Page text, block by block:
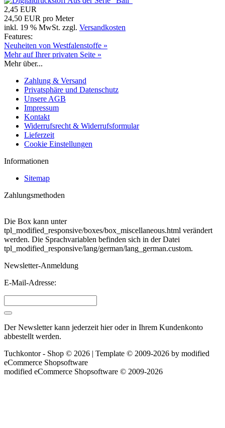
2,45 EUR
24,50 EUR pro Meter
inkl. 19 % MwSt. zzgl. Versandkosten
Features:
Neuheiten von Westfalenstoffe »
Mehr auf Ihrer privaten Seite »
Mehr über...
Zahlung & Versand
Privatsphäre und Datenschutz
Unsere AGB
Impressum
Kontakt
Widerrufsrecht & Widerrufsformular
Lieferzeit
Cookie Einstellungen
Informationen
Sitemap
Zahlungsmethoden
Die Box kann unter
tpl_modified_responsive/boxes/box_miscellaneous.html verändert
werden. Die Sprachvariablen befinden sich in der Datei
tpl_modified_responsive/lang/german/lang_german.custom.
Newsletter-Anmeldung
E-Mail-Adresse:
Der Newsletter kann jederzeit hier oder in Ihrem Kundenkonto
abbestellt werden.
Tuchkontor - Shop © 2026 | Template © 2009-2026 by modified
eCommerce Shopsoftware
modified eCommerce Shopsoftware © 2009-2026